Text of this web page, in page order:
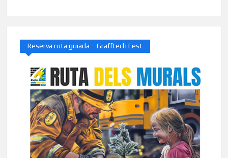
Reserva ruta guiada – Grafftech Fest